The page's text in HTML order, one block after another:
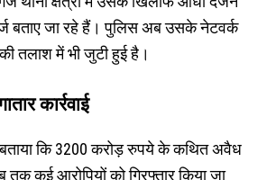
बताए जा रहे हैं। पुलिस अब उसके नेटवर्क
तलाश में भी जुटी हुई है।
कार्रवाई
कि 3200 करोड़ रुपये के कथित अवैध
कई आरोपियों को गिरफ्तार किया जा